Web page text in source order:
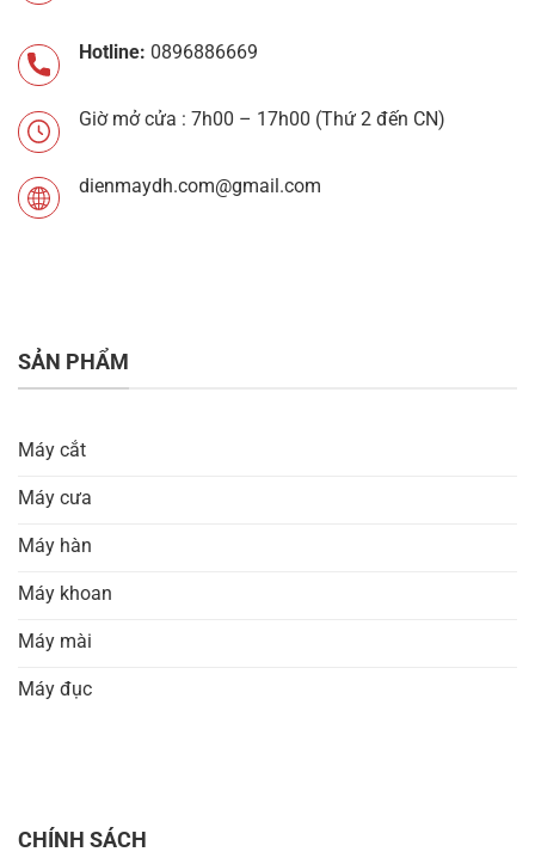
Hotline: 0896886669
Giờ mở cửa : 7h00 – 17h00 (Thứ 2 đến CN)
dienmaydh.com@gmail.com
SẢN PHẨM
Máy cắt
Máy cưa
Máy hàn
Máy khoan
Máy mài
Máy đục
CHÍNH SÁCH